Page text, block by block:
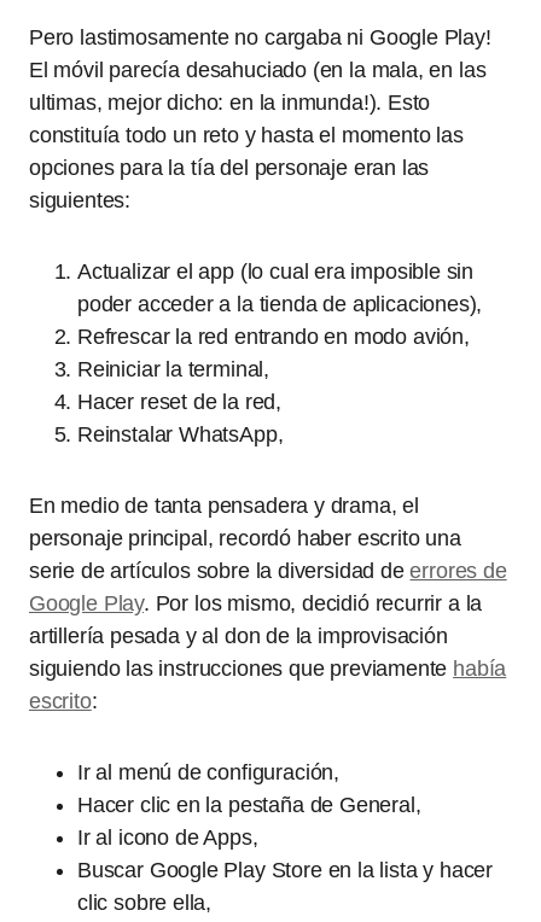
Pero lastimosamente no cargaba ni Google Play!
El móvil parecía desahuciado (en la mala, en las
ultimas, mejor dicho: en la inmunda!). Esto
constituía todo un reto y hasta el momento las
opciones para la tía del personaje eran las
siguientes:
Actualizar el app (lo cual era imposible sin
poder acceder a la tienda de aplicaciones),
Refrescar la red entrando en modo avión,
Reiniciar la terminal,
Hacer reset de la red,
Reinstalar WhatsApp,
En medio de tanta pensadera y drama, el
personaje principal, recordó haber escrito una
serie de artículos sobre la diversidad deerrores de
Google Play. Por los mismo, decidió recurrir a la
artillería pesada y al don de la improvisación
siguiendo las instrucciones que previamente había
escrito:
Ir al menú de configuración,
Hacer clic en la pestaña de General,
Ir al icono de Apps,
Buscar Google Play Store en la lista y hacer
clic sobre ella,